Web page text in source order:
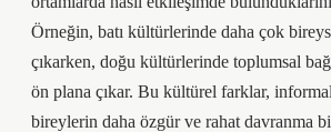
Örneğin, batı kültürlerinde daha çok
çıkarken, doğu kültürlerinde toplumsal
ön plana çıkar. Bu kültürel farklar,
bireylerin daha özgür ve rahat davranma